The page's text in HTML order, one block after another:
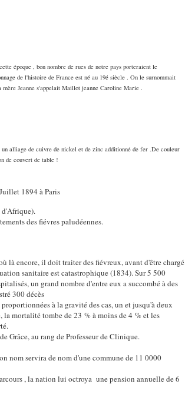
époque , bon nombre de rues de notre pays porteraient le
de l'histoire de France est né au 19é siècle . On le surnommait
Jeanne s'appelait Maillot jeanne Caroline Marie .
alliage de cuivre de nickel et de zinc additionné de fer .De couleur
de couvert de table !
1894 à Paris
des fiévres paludéennes.
encore, il doit traiter des fiévreux, avant d'être chargé
sanitaire est catastrophique (1834). Sur 5 500
un grand nombre d'entre eux a succombé à des
300 décès
à la gravité des cas, un et jusqu'à deux
la mortalité tombe de 23 % à moins de 4 % et les
Grâce, au rang de Professeur de Clinique.
nom servira de nom d'une commune de 11 0000
, la nation lui octroya une pension annuelle de 6